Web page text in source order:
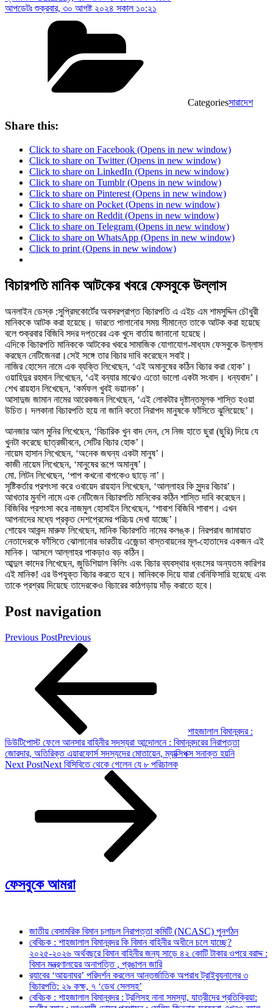
আপডেটঃশুক্রবার, ৩০ আগষ্ট ২০২৪ সকাল ১০:২১
Categoriesসারাদেশ
Share this:
Click to share on Facebook (Opens in new window)
Click to share on Twitter (Opens in new window)
Click to share on LinkedIn (Opens in new window)
Click to share on Tumblr (Opens in new window)
Click to share on Pinterest (Opens in new window)
Click to share on Pocket (Opens in new window)
Click to share on Reddit (Opens in new window)
Click to share on Telegram (Opens in new window)
Click to share on WhatsApp (Opens in new window)
Click to print (Opens in new window)
বিচারপতি মানিক আটকের খবরে ফেসবুকে উল্লাস
অনলাইন ডেস্ক :সুপ্রিমকোর্টের অবসরপ্রাপ্ত বিচারপতি এ এইচ এম শামসুদ্দিন চৌধুরী
মানিককে আটক করা হয়েছে। ভারতে পালানোর সময় সীমান্তে তাকে আটক করা হয়েছে
বলে শুক্রবার বিজিবি সদর দপ্তরের এক খুদে বার্তায় জানানো হয়েছে।
এদিকে বিচারপতি মানিককে আটকের খবরে সামাজিক যোগাযোগ-মাধ্যম ফেসবুকে উল্লাস
করছেন নেটিজেনরা।সেই সঙ্গে তার বিচার দাবি করেছেন সবাই।
নাজির হোসেন নামে এক ব্যক্তি লিখেছেন, ‘এই অমানুষের কঠিন বিচার করা হোক’।
ওয়াহিদুর রহমান লিখেছেন, ‘এই বন্যার মাঝেও এতো ভালো একটা সংবাদ। ধন্যবাদ’।
শেখ রায়হান লিখেছেন, ‘কর্মফল খুবই ভয়ানক’।
আসাদুজ জামান নামের আরেকজন লিখেছেন, ‘এই লোকটার দৃষ্টান্তমূলক শাস্তি হওয়া
উচিত। দলকানা বিচারপতি হয়ে না জানি কতো নিরাপদ মানুষকে ফাঁসিতে ঝুলিয়েছে’।
আনজার আল মুনির লিখেছেন, ‘বিচারিক খুন বাদ দেন, সে নিজ হাতে ছুরা (ছুরি) দিয়ে যে
খুনটা করেছে ছাত্রজীবনে, সেটির বিচার হোক’।
নায়েম হাসান লিখেছেন, ‘অনেক জঘন্য একটা মানুষ’।
কাজী নায়েম লিখেছেন, ‘মানুষের রূপে অমানুষ’।
মো. লিটন লিখেছেন, ‘পাপ কখনো বাপকেও ছাড়ে না’।
সৃষ্টিকর্তার প্রশংসা করে ওবায়েদ রায়হান লিখেছেন, ‘আল্লাহর কি সুন্দর বিচার’।
আখতার মুনশি নামে এক নেটিজেন বিচারপতি মানিকের কঠিন শাস্তি দাবি করেছেন।
বিজিবির প্রশংসা করে নাজমুল হোসাইন লিখেছেন, ‘শাবাশ বিজিবি শাবাশ। এখন
আপনাদের মধ্যে প্রকৃত দেশপ্রেমের পরিচয় দেখা যাচ্ছে’।
শোয়েব আকন্দ মারুফ লিখেছেন, মানিক বিচারপতি নামের কলঙ্ক। নিরপরাধ জামায়াত
নেতাদেরকে ফাঁসিতে ঝোলানোর ভারতীয় এজেন্ডা বাস্তবায়নের মূল-হোতাদের একজন এই
মানিক। আসলে আল্লাহর পাকড়াও বড় কঠিন।
আব্দুল কাদের লিখেছেন, জুডিশিয়াল কিলিং এবং বিচার ব্যবস্থার ধ্বংসের অন্যতম কারিগর
এই মানিক! এর উপযুক্ত বিচার করতে হবে। মানিককে দিয়ে যারা বেনিফিসারি হয়েছে এবং
তাকে প্রশ্রয় দিয়েছে তাদেরকেও বিচারের কাঠগড়ায় দাঁড় করাতে হবে।
Post navigation
Previous PostPrevious
শাহজালাল বিমানবন্দর :
ডিউটিপোস্ট ফেলে আনসার বাহিনীর সদস্যরা আন্দোলনে : বিমানবন্দরের নিরাপত্তা
জোরদার, অতিরিক্ত এয়ারফোর্স সদস্যদের মোতায়েন, ম্যাক্সিপক্স সনাক্ত হয়নি
Next PostNext বিসিবিতে থেকে গেলেন যে ৮ পরিচালক
ফেসবুকে আমরা
জাতীয় বেসামরিক বিমান চলাচল নিরাপত্তা কমিটি (NCASC) পুনর্গঠন
বেবিচক : শাহজালাল বিমানবন্দর কি বিমান বাহিনীর অধীনে চলে যাচ্ছে?
২০২৫-২০২৬ অর্থবছরে বিমান বাহিনীর জন্য সাড়ে ৪২ কোটি টাকার ওপরে বরাদ্দ :
বিমান মন্ত্রণালয়ের অনাপত্তি , প্রঙাপন জারি
র‍্যাবের ‘আয়নাঘর’ পরিদর্শন করলেন আন্তর্জাতিক অপরাধ ট্রাইব্যুনালের ৩
বিচারপতি: ২৯ কক্ষ, ৭ ‘ডেথ সেলসহ’
বেবিচক : শাহজালাল বিমানবন্দর : ট্রলিসহ নানা সমস্যা, যাত্রীদের প্রতিক্রিয়া: